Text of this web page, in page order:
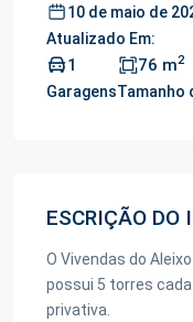
10 de maio de
Atualizado Em:
1
Garagens
76 m2
Tamanho
ESCRIÇÃO DO
O Vivendas do
possui 5 torres
privativa.